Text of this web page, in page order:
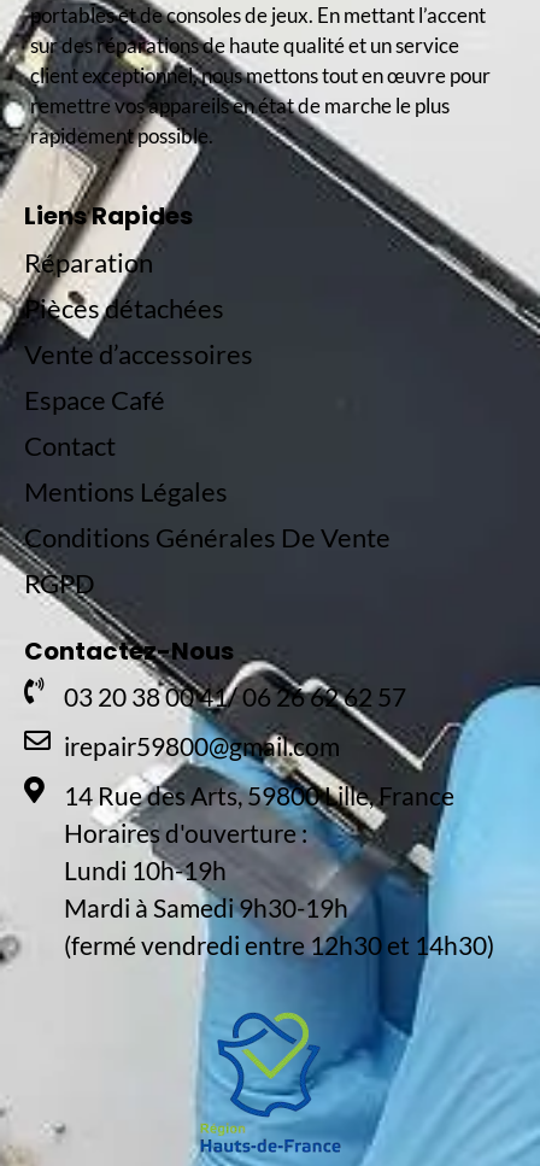
portables et de consoles de jeux. En mettant l’accent
sur des réparations de haute qualité et un service
client exceptionnel, nous mettons tout en œuvre pour
remettre vos appareils en état de marche le plus
rapidement possible.
Liens Rapides
Réparation
Pièces détachées
Vente d’accessoires
Espace Café
Contact
Mentions Légales
Conditions Générales De Vente
RGPD
Contactez-Nous
03 20 38 00 41/ 06 26 62 62 57
irepair59800@gmail.com
14 Rue des Arts, 59800 Lille, France
Horaires d'ouverture :
Lundi 10h-19h
Mardi à Samedi 9h30-19h
(fermé vendredi entre 12h30 et 14h30)